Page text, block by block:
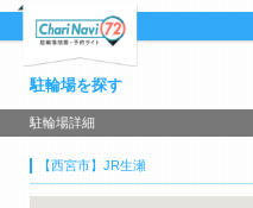
駐輪場を探す
駐輪場詳細
【西宮市】JR生瀬